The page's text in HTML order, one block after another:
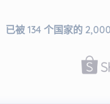
已被 134 个国家的